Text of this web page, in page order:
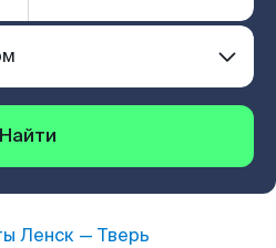
Найти
Ленск — Тверь